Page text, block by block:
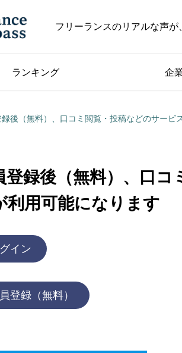
フリーランスのリアルな声が
ランキング 企
後（無料）、口コミ閲覧・投稿などのサービ
登録後（無料）、口
利用可能になります
イン
登録（無料）